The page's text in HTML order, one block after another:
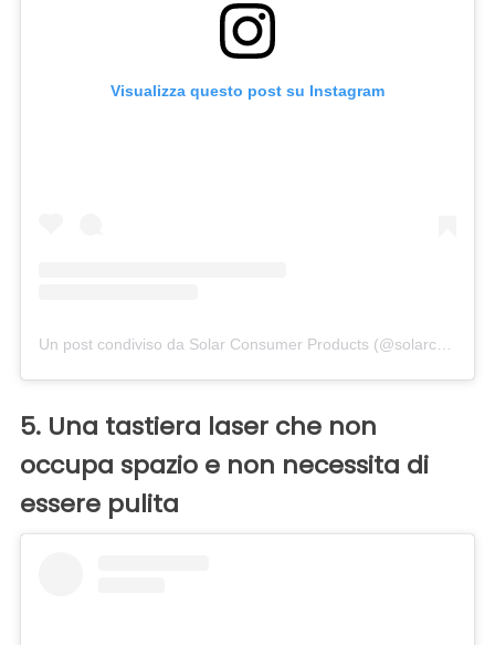
Visualizza questo post su Instagram
Un post condiviso da Solar Consumer Products (@solarconsumerproducts)
5. Una tastiera laser che non
occupa spazio e non necessita di
essere pulita